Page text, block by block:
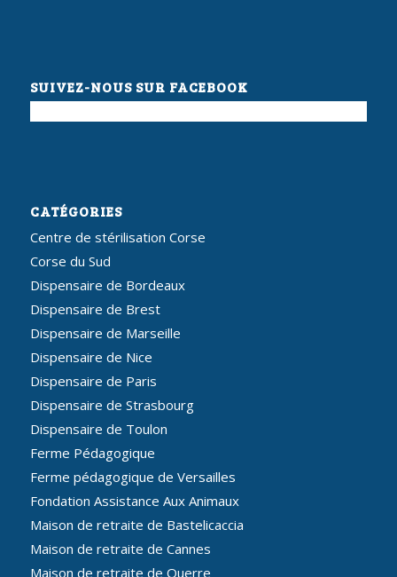
SUIVEZ-NOUS SUR FACEBOOK
CATÉGORIES
Centre de stérilisation Corse
Corse du Sud
Dispensaire de Bordeaux
Dispensaire de Brest
Dispensaire de Marseille
Dispensaire de Nice
Dispensaire de Paris
Dispensaire de Strasbourg
Dispensaire de Toulon
Ferme Pédagogique
Ferme pédagogique de Versailles
Fondation Assistance Aux Animaux
Maison de retraite de Bastelicaccia
Maison de retraite de Cannes
Maison de retraite de Ouerre